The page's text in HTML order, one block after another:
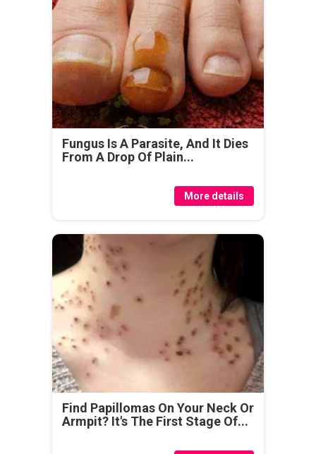
Fungus Is A Parasite, And It Dies
From A Drop Of Plain...
More details
Find Papillomas On Your Neck Or
Armpit? It's The First Stage Of...